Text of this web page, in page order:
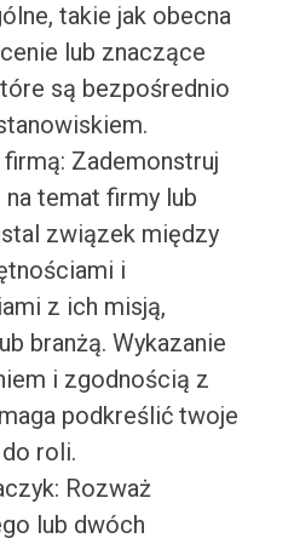
takie jak obecna
lub znaczące
są bezpośrednio
Zademonstruj
temat firmy lub
związek między
i
z ich misją,
branżą. Wykazanie
i zgodnością z
podkreślić twoje
roli.
Rozważ
lub dwóch